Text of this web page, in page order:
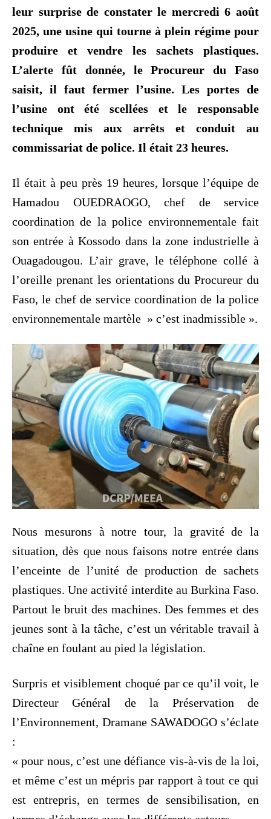
leur surprise de constater le mercredi 6 août
2025, une usine qui tourne à plein régime pour
produire et vendre les sachets plastiques.
L’alerte fût donnée, le Procureur du Faso
saisit, il faut fermer l’usine. Les portes de
l’usine ont été scellées et le responsable
technique mis aux arrêts et conduit au
commissariat de police. Il était 23 heures.
Il était à peu près 19 heures, lorsque l’équipe de
Hamadou OUEDRAOGO, chef de service
coordination de la police environnementale fait
son entrée à Kossodo dans la zone industrielle à
Ouagadougou. L’air grave, le téléphone collé à
l’oreille prenant les orientations du Procureur du
Faso, le chef de service coordination de la police
environnementale martèle » c’est inadmissible ».
Nous mesurons à notre tour, la gravité de la
situation, dès que nous faisons notre entrée dans
l’enceinte de l’unité de production de sachets
plastiques. Une activité interdite au Burkina Faso.
Partout le bruit des machines. Des femmes et des
jeunes sont à la tâche, c’est un véritable travail à
chaîne en foulant au pied la législation.
Surpris et visiblement choqué par ce qu’il voit, le
Directeur Général de la Préservation de
l’Environnement, Dramane SAWADOGO s’éclate
:
« pour nous, c’est une défiance vis-à-vis de la loi,
et même c’est un mépris par rapport à tout ce qui
est entrepris, en termes de sensibilisation, en